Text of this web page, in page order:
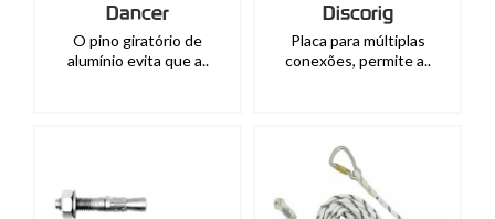
Dancer
O pino giratório de
alumínio evita que a..
Discorig
Placa para múltiplas
conexões, permite a..